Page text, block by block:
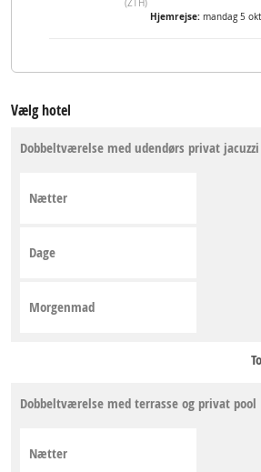
(ZTH)
Hjemrejse: mandag 5
Vælg hotel
Dobbeltværelse med udendørs privat jacuzzi
Nætter
Dage
Morgenmad
Dobbeltværelse med terrasse og privat pool
Nætter